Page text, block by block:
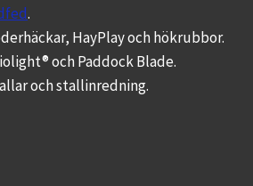
.
HayPlay och hökrubbor.
och Paddock Blade.
och stallinredning.